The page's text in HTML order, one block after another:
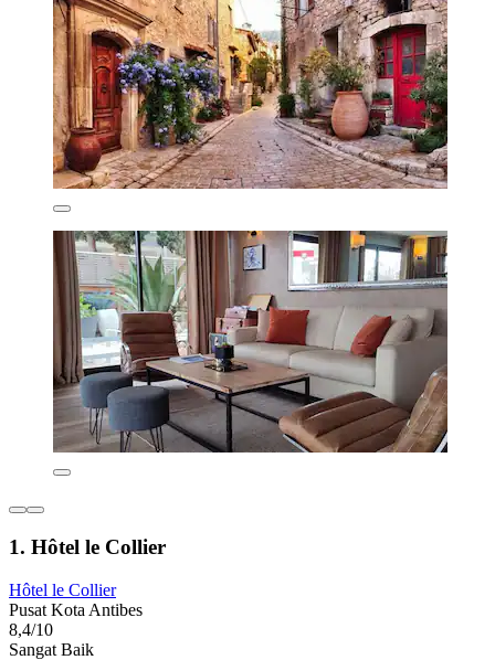
1. Hôtel le Collier
Hôtel le Collier
Pusat Kota Antibes
8,4/10
Sangat Baik